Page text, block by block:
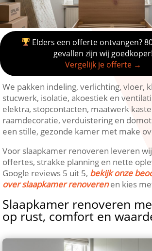
Elders een offerte ontvangen?
gevallen zijn wij goedkoper!
Vergelijk je offerte →
We pakken indeling, verlichting, vloer,
stucwerk, isolatie, akoestiek en
elektra, stopcontacten, maatwerk
raamdecoratie, verduistering en
een stille, gezonde kamer met make
Voor slaapkamer renoveren leveren
offertes, strakke planning en nette
Google reviews 5 uit 5, bekijk onze
over slaapkamer renoverenen kies
Slaapkamer renoveren
op rust, comfort en